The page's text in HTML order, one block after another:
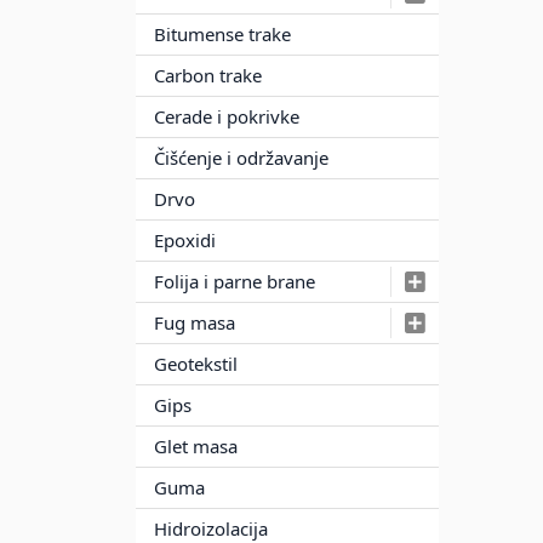
Bitumense trake
Carbon trake
Cerade i pokrivke
Čišćenje i održavanje
Drvo
Epoxidi
Folija i parne brane
Fug masa
Geotekstil
Gips
Glet masa
Guma
Hidroizolacija